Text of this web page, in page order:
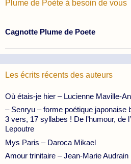
Plume de Poète à besoin de vous
Cagnotte Plume de Poete
Les écrits récents des auteurs
Où étais-je hier – Lucienne Maville-
– Senryu – forme poétique japonaise
3 vers, 17 syllabes ! De l’humour, de
Lepoutre
Mys Paris – Daroca Mikael
Amour trinitaire – Jean-Marie Audrain